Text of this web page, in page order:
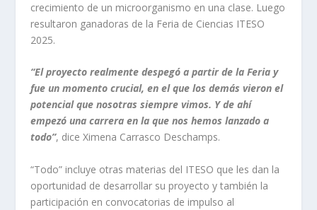
crecimiento de un microorganismo en una clase. Luego
resultaron ganadoras de la Feria de Ciencias ITESO
2025.
“El proyecto realmente despegó a partir de la Feria y
fue un momento crucial, en el que los demás vieron el
potencial que nosotras siempre vimos. Y de ahí
empezó una carrera en la que nos hemos lanzado a
todo”, dice Ximena Carrasco Deschamps.
“Todo” incluye otras materias del ITESO que les dan la
oportunidad de desarrollar su proyecto y también la
participación en convocatorias de impulso al